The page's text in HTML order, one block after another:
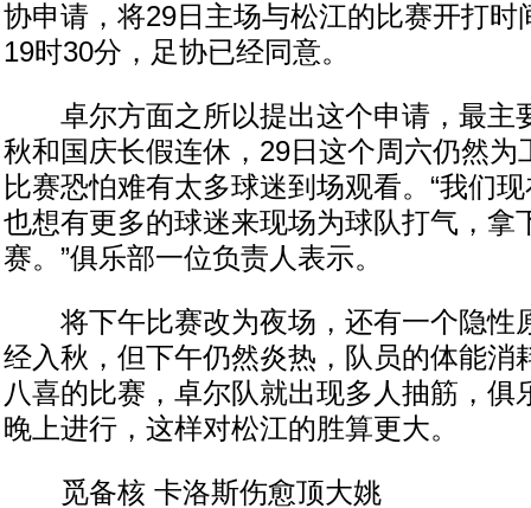
协申请，将29日主场与松江的比赛开打时
19时30分，足协已经同意。
卓尔方面之所以提出这个申请，最主
秋和国庆长假连休，29日这个周六仍然为
比赛恐怕难有太多球迷到场观看。“我们
也想有更多的球迷来现场为球队打气，拿
赛。”俱乐部一位负责人表示。
将下午比赛改为夜场，还有一个隐性
经入秋，但下午仍然炎热，队员的体能
八喜的比赛，卓尔队就出现多人抽筋，俱
晚上进行，这样对松江的胜算更大。
觅备核 卡洛斯伤愈顶大姚